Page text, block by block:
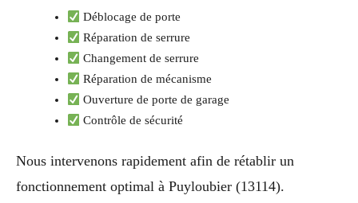
Déblocage de porte
Réparation de serrure
Changement de serrure
Réparation de mécanisme
Ouverture de porte de garage
Contrôle de sécurité
Nous intervenons rapidement afin de rétablir un
fonctionnement optimal à Puyloubier (13114).